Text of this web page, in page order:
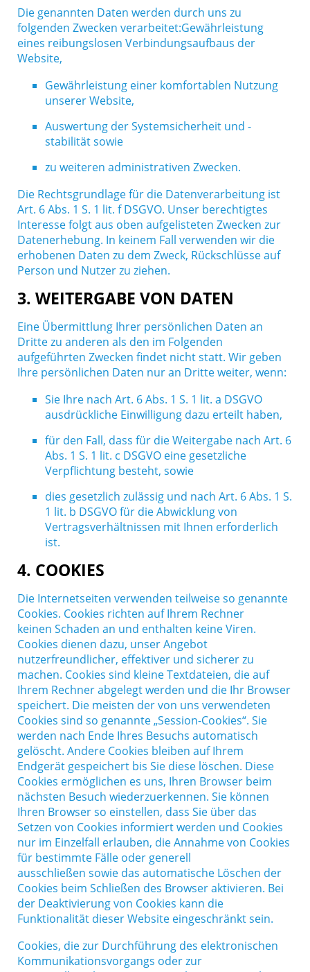
Die genannten Daten werden durch uns zu
folgenden Zwecken verarbeitet:Gewährleistung
eines reibungslosen Verbindungsaufbaus der
Website,
Gewährleistung einer komfortablen Nutzung
unserer Website,
Auswertung der Systemsicherheit und -
stabilität sowie
zu weiteren administrativen Zwecken.
Die Rechtsgrundlage für die Datenverarbeitung ist
Art. 6 Abs. 1 S. 1 lit. f DSGVO. Unser berechtigtes
Interesse folgt aus oben aufgelisteten Zwecken zur
Datenerhebung. In keinem Fall verwenden wir die
erhobenen Daten zu dem Zweck, Rückschlüsse auf
Person und Nutzer zu ziehen.
3. WEITERGABE VON DATEN
Eine Übermittlung Ihrer persönlichen Daten an
Dritte zu anderen als den im Folgenden
aufgeführten Zwecken findet nicht statt. Wir geben
Ihre persönlichen Daten nur an Dritte weiter, wenn:
Sie Ihre nach Art. 6 Abs. 1 S. 1 lit. a DSGVO
ausdrückliche Einwilligung dazu erteilt haben,
für den Fall, dass für die Weitergabe nach Art. 6
Abs. 1 S. 1 lit. c DSGVO eine gesetzliche
Verpflichtung besteht, sowie
dies gesetzlich zulässig und nach Art. 6 Abs. 1 S.
1 lit. b DSGVO für die Abwicklung von
Vertragsverhältnissen mit Ihnen erforderlich
ist.
4. COOKIES
Die Internetseiten verwenden teilweise so genannte
Cookies. Cookies richten auf Ihrem Rechner
keinen Schaden an und enthalten keine Viren.
Cookies dienen dazu, unser Angebot
nutzerfreundlicher, effektiver und sicherer zu
machen. Cookies sind kleine Textdateien, die auf
Ihrem Rechner abgelegt werden und die Ihr Browser
speichert. Die meisten der von uns verwendeten
Cookies sind so genannte „Session-Cookies“. Sie
werden nach Ende Ihres Besuchs automatisch
gelöscht. Andere Cookies bleiben auf Ihrem
Endgerät gespeichert bis Sie diese löschen. Diese
Cookies ermöglichen es uns, Ihren Browser beim
nächsten Besuch wiederzuerkennen. Sie können
Ihren Browser so einstellen, dass Sie über das
Setzen von Cookies informiert werden und Cookies
nur im Einzelfall erlauben, die Annahme von Cookies
für bestimmte Fälle oder generell
ausschließen sowie das automatische Löschen der
Cookies beim Schließen des Browser aktivieren. Bei
der Deaktivierung von Cookies kann die
Funktionalität dieser Website eingeschränkt sein.
Cookies, die zur Durchführung des elektronischen
Kommunikationsvorgangs oder zur